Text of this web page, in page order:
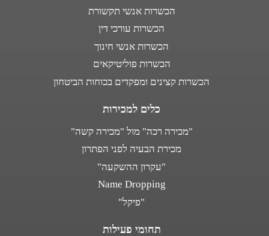
הכשרות אנשי תקשורת
הכשרות עורכי דין
הכשרות אנשי חינוך
הכשרות פוליטיקאים
הכשרות קצינים ומפקדים בכוחות הביטחון
כלים למכירות
"מכירה רכה" מול "מכירה קשה"
מכירת הבעיה לפני הפתרון
"עקרון ההשקעה"
Name Dropping
"פיקל"
תחומי פעילות